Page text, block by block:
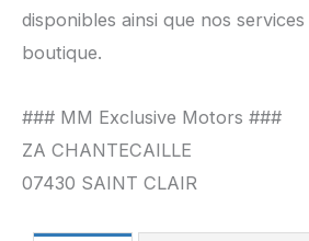
disponibles ainsi que nos
boutique.
### MM Exclusive Motors ###
ZA CHANTECAILLE
07430 SAINT CLAIR